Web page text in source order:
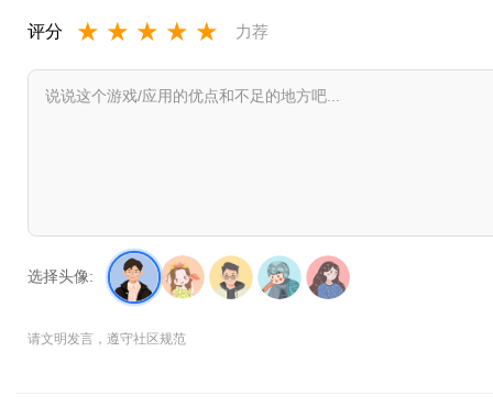
评分 ★ ★ ★ ★ ★ 力荐
选择头像:
请文明发言，遵守社区规范